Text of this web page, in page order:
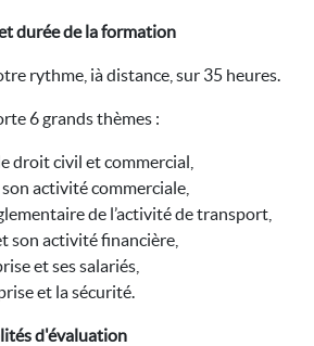
durée de la formation
rythme, ià distance, sur 35 heures.
6 grands thèmes :
droit civil et commercial,
son activité commerciale,
de l’activité de transport,
son activité financière,
et ses salariés,
et la sécurité.
d'évaluation